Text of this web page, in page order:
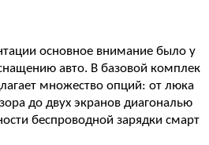
основное внимание было у
авто. В базовой комплек
множество опций: от люка
до двух экранов диагональю
беспроводной зарядки смарт